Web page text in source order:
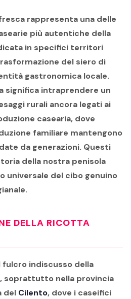
rappresenta una delle
più autentiche della
in specifici territori
del siero di
gastronomica locale.
significa intraprendere un
rurali ancora legati ai
casearia, dove
familiare mantengono
da generazioni. Questi
della nostra penisola
universale del cibo genuino
DELLA RICOTTA
fulcro indiscusso della
soprattutto nella provincia
del Cilento, dove i caseifici